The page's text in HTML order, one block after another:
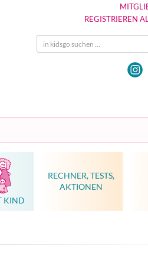
REGISTRIEREN
KIND
RECHNER, TESTS,
AKTIONEN